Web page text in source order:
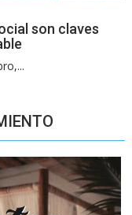
son claves